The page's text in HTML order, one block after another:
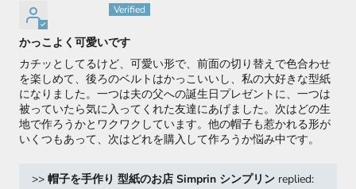
かっこよく可愛いです
カチッとしてるけど、可愛い形で、前面の切り替えで色合わせ
を楽しめて、後ろのベルトはかっこいいし、私の大好きな型紙
になりました。一つは夫の父への誕生日プレゼントに、一つは
被っていたら気に入ってくれた友達にあげました。次はどの生
地で作ろうかとワクワクしています。他の帽子も惹かれる形が
いくつもあって、次はどれを購入して作ろうか悩み中です。
>> 帽子を手作り 型紙のお店 Simprin シンプリン replied: